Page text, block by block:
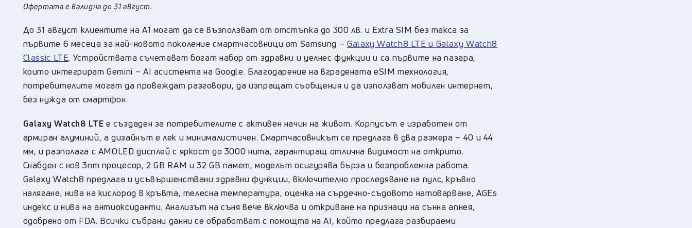
Офертата е валидна до 31 август.
До 31 август клиентите на А1 могат да се възползват от отстъпка до 300 лв. и Extra SIM без такса за
първите 6 месеца за най-новото поколение смартчасовници от Samsung – Galaxy Watch8 LTE и Galaxy Watch8
Classic LTE. Устройствата съчетават богат набор от здравни и уелнес функции и са първите на пазара,
които интегрират Gemini – AI асистента на Google. Благодарение на вградената eSIM технология,
потребителите могат да провеждат разговори, да изпращат съобщения и да използват мобилен интернет,
без нужда от смартфон.
Galaxy Watch8 LTE е създаден за потребителите с активен начин на живот. Корпусът е изработен от
армиран алуминий, а дизайнът е лек и минималистичен. Смартчасовникът се предлага в два размера – 40 и 44
мм, и разполага с AMOLED дисплей с яркост до 3000 нита, гарантиращ отлична видимост на открито.
Снабден с нов 3nm процесор, 2 GB RAM и 32 GB памет, моделът осигурява бърза и безпроблемна работа.
Galaxy Watch8 предлага и усъвършенствани здравни функции, включително проследяване на пулс, кръвно
налягане, нива на кислород в кръвта, телесна температура, оценка на сърдечно-съдовото натоварване, AGEs
индекс и нива на антиоксиданти. Анализът на съня вече включва и откриване на признаци на сънна апнея,
одобрено от FDA. Всички събрани данни се обработват с помощта на AI, който предлага разбираеми